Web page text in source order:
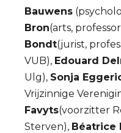
Bauwens
Bron(arts,
Bondt(jurist,
VUB), Edouard
Ulg), Sonja
Vrijzinnige
Favyts(voorzitter
Sterven), Béatrice